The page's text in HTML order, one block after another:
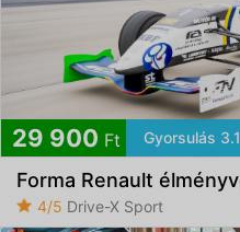
29 900 Ft Gyorsulás
Forma Renault
4/5 Drive-X Sport